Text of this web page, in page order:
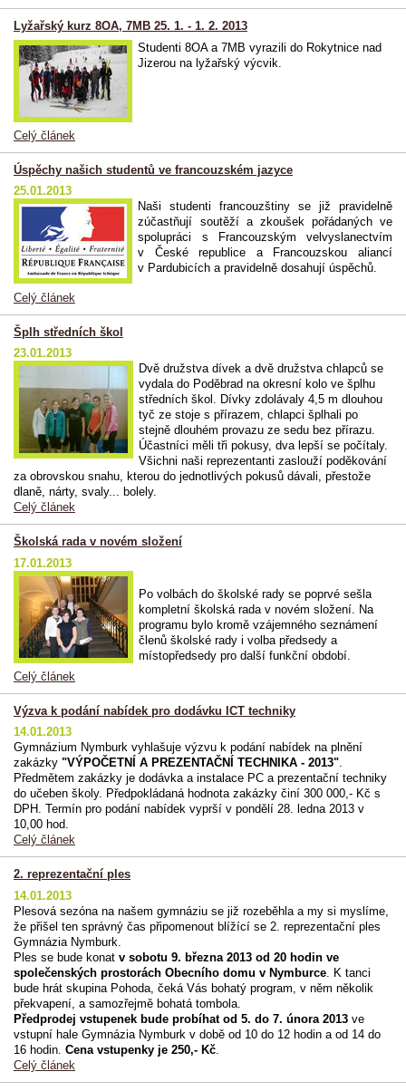
Lyžařský kurz 8OA, 7MB 25. 1. - 1. 2. 2013
Studenti 8OA a 7MB vyrazili do Rokytnice nad
Jizerou na lyžařský výcvik.
Celý článek
Úspěchy našich studentů ve francouzském jazyce
25.01.2013
Naši studenti francouzštiny se již pravidelně
zúčastňují soutěží a zkoušek pořádaných ve
spolupráci s Francouzským velvyslanectvím
v České republice a Francouzskou aliancí
v Pardubicích a pravidelně dosahují úspěchů.
Celý článek
Šplh středních škol
23.01.2013
Dvě družstva dívek a dvě družstva chlapců se
vydala do Poděbrad na okresní kolo ve šplhu
středních škol. Dívky zdolávaly 4,5 m dlouhou
tyč ze stoje s přírazem, chlapci šplhali po
stejně dlouhém provazu ze sedu bez přírazu.
Účastníci měli tři pokusy, dva lepší se počítaly.
Všichni naši reprezentanti zaslouží poděkování
za obrovskou snahu, kterou do jednotlivých pokusů dávali, přestože
dlaně, nárty, svaly... bolely.
Celý článek
Školská rada v novém složení
17.01.2013
Po volbách do školské rady se poprvé sešla
kompletní školská rada v novém složení. Na
programu bylo kromě vzájemného seznámení
členů školské rady i volba předsedy a
místopředsedy pro další funkční období.
Celý článek
Výzva k podání nabídek pro dodávku ICT techniky
14.01.2013
Gymnázium Nymburk vyhlašuje výzvu k podání nabídek na plnění
zakázky "VÝPOČETNÍ A PREZENTAČNÍ TECHNIKA - 2013".
Předmětem zakázky je dodávka a instalace PC a prezentační techniky
do učeben školy. Předpokládaná hodnota zakázky činí 300 000,- Kč s
DPH. Termín pro podání nabídek vyprší v pondělí 28. ledna 2013 v
10,00 hod.
Celý článek
2. reprezentační ples
14.01.2013
Plesová sezóna na našem gymnáziu se již rozeběhla a my si myslíme,
že přišel ten správný čas připomenout blížící se 2. reprezentační ples
Gymnázia Nymburk.
Ples se bude konat v sobotu 9. března 2013 od 20 hodin ve
společenských prostorách Obecního domu v Nymburce . K tanci
bude hrát skupina Pohoda, čeká Vás bohatý program, v něm několik
překvapení, a samozřejmě bohatá tombola.
Předprodej vstupenek bude probíhat od 5. do 7. února 2013 ve
vstupní hale Gymnázia Nymburk v době od 10 do 12 hodin a od 14 do
16 hodin. Cena vstupenky je 250,- Kč
Celý článek